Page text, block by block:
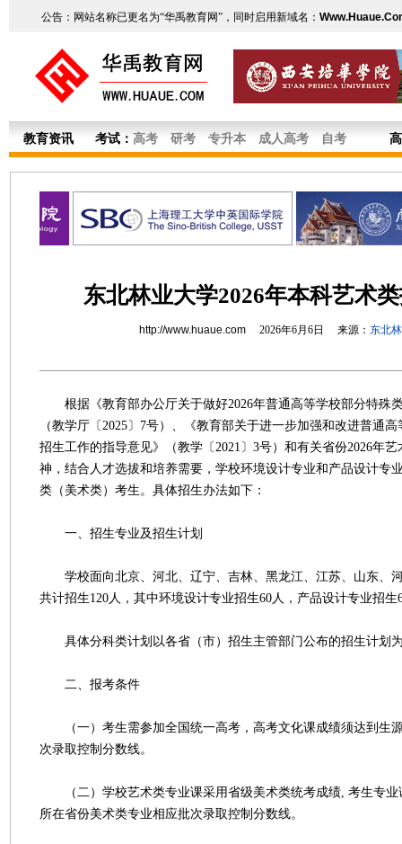
公告：网站名称已更名为“华禹教育网”，同时启用新域名：
教育资讯 考试： 高考 研考 专升本 成人高考 自考
东北林业大学2026年本科艺术
http://www.huaue.com2026年6月6日 来源： 东北
根据《教育部办公厅关于做好2026年普通高等学校部分特殊
（教学厅〔2025〕7号）、《教育部关于进一步加强和改进普通
招生工作的指导意见》（教学〔2021〕3号）和有关省份2026年
神，结合人才选拔和培养需要，学校环境设计专业和产品设计专
类（美术类）考生。具体招生办法如下：
一、招生专业及招生计划
学校面向北京、河北、辽宁、吉林、黑龙江、江苏、山东、
共计招生120人，其中环境设计专业招生60人，产品设计专业招生
具体分科类计划以各省（市）招生主管部门公布的招生计划
二、报考条件
（一）考生需参加全国统一高考，高考文化课成绩须达到生
次录取控制分数线。
（二）学校艺术类专业课采用省级美术类统考成绩, 考生专业
所在省份美术类专业相应批次录取控制分数线。